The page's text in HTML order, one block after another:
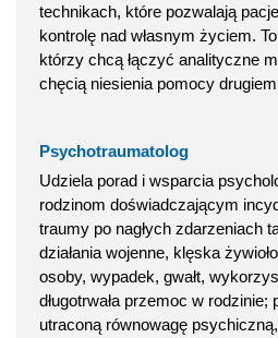
technikach, które pozwalają
kontrolę nad własnym życiem.
którzy chcą łączyć analityczne
chęcią niesienia pomocy
Psychotraumatolog
Udziela porad i wsparcia
rodzinom doświadczającym
traumy po nagłych zdarzeniach
działania wojenne, klęska
osoby, wypadek, gwałt,
długotrwała przemoc w rodzinie;
utraconą równowagę